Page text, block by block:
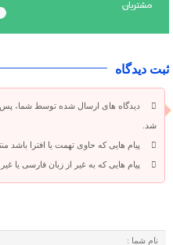
ثبت دیدگاه
دیدگاه های ارسال شده توسط شما، پس
شد.
پیام هایی که حاوی تهمت یا افترا باشد
پیام هایی که به غیر از زبان فارسی یا